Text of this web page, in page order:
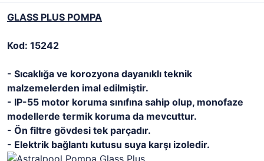
GLASS PLUS POMPA
Kod: 15242
- Sıcaklığa ve korozyona dayanıklı teknik
malzemelerden imal edilmiştir.
- IP-55 motor koruma sınıfına sahip olup, monofaze
modellerde termik koruma da mevcuttur.
- Ön filtre gövdesi tek parçadır.
- Elektrik bağlantı kutusu suya karşı izoledir.